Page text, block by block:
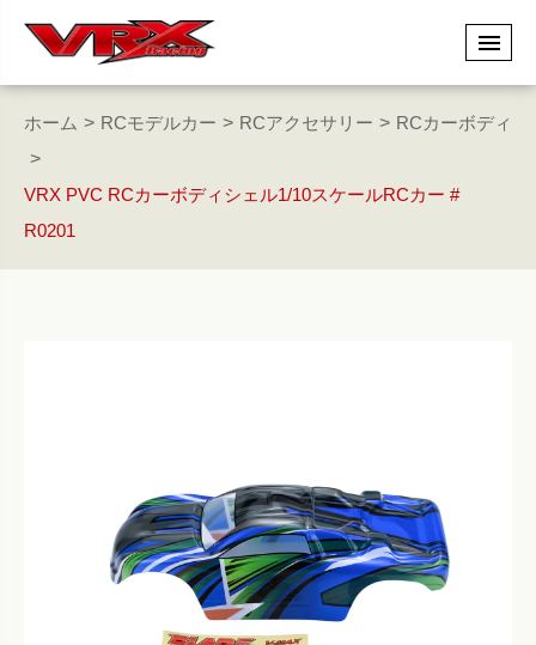
ホーム RCモデルカー RCアクセサリー RCカーボディ
VRX PVC RCカーボディシェル1/10スケールRCカー #
R0201